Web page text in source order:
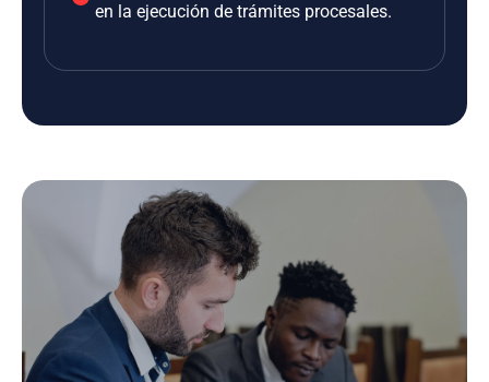
en la ejecución de trámites procesales.